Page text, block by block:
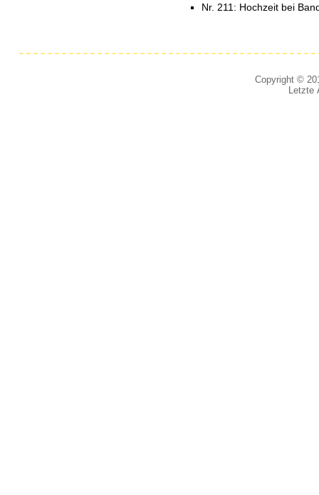
Nr. 211: Hochzeit bei
Copyright ©